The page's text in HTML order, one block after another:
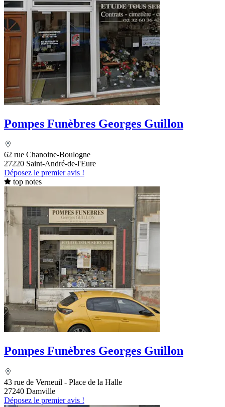
Pompes Funèbres Georges Guillon
62 rue Chanoine-Boulogne
27220 Saint-André-de-l'Eure
Déposez le premier avis !
top notes
Pompes Funèbres Georges Guillon
43 rue de Verneuil - Place de la Halle
27240 Damville
Déposez le premier avis !